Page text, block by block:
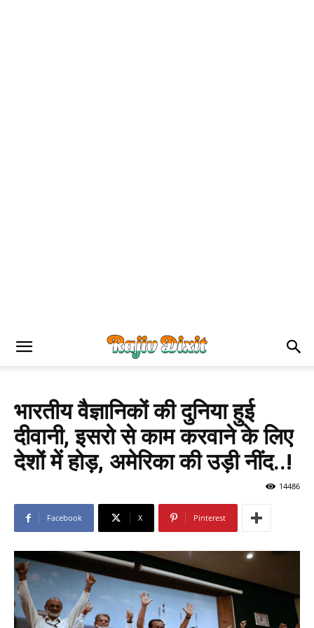
भारतीय वैज्ञानिकों की दुनिया हुई
दीवानी, इसरो से काम करवाने के लिए
देशों में होड़, अमेरिका की उड़ी नींद..!
14486
Facebook X Pinterest